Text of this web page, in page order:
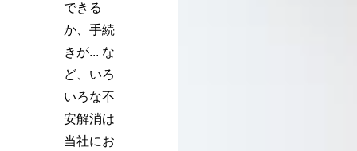
できる
か、手続
きが... な
ど、いろ
いろな不
安解消は
当社にお